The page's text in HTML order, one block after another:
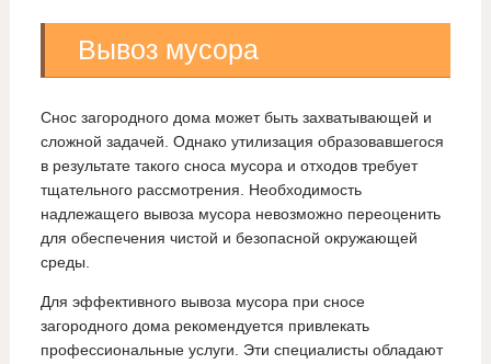
Вывоз мусора
Снос загородного дома может быть захватывающей и
сложной задачей. Однако утилизация образовавшегося
в результате такого сноса мусора и отходов требует
тщательного рассмотрения. Необходимость
надлежащего вывоза мусора невозможно переоценить
для обеспечения чистой и безопасной окружающей
среды.
Для эффективного вывоза мусора при сносе
загородного дома рекомендуется привлекать
профессиональные услуги. Эти специалисты обладают